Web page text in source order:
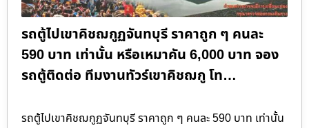
รถตู้ไปเขาคิชฌกูฏจันทบุรี ราคาถูก ๆ คนละ
590 บาท เท่านั้น หรือเหมาคัน 6,000 บาท จอง
รถตู้ติดต่อ ทีมงานทัวร์เขาคิชฌกู โท…
รถตู้ไปเขาคิชฌกูฏจันทบุรี ราคาถูก ๆ คนละ 590 บาท เท่านั้น